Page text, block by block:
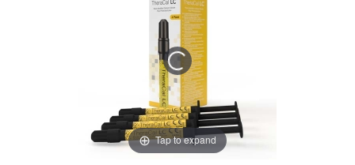
Tap to expand